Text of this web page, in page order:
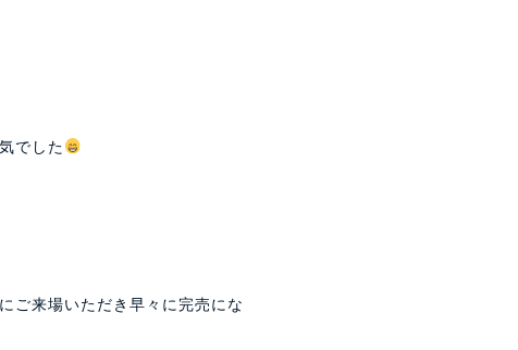
でした
ご来場いただき早々に完売にな